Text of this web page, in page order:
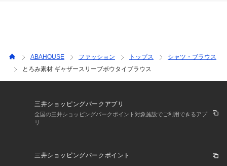
了承ください。
※画像の商品はサンプルです。
実際の商品と仕様、加工が若干異なる場合があります。
※その他の予約商品、通常商品との同時決済はできません。
※入荷状況により、お届け予定が前後する場合があります。
※お客様への発送が店頭販売より遅れる場合もあります。
※商品を使用前に、タグ等に記載されている「取り扱い上の注
ABAHOUSE ファッション トップス
シャツ・ブラウス
とろみ素材 ギャザースリーブボウタイブラウス
三井ショッピングパークアプリ
全国の三井ショッピングパークポイント対象施設でご利用できるアプ
リ
三井ショッピングパークポイント